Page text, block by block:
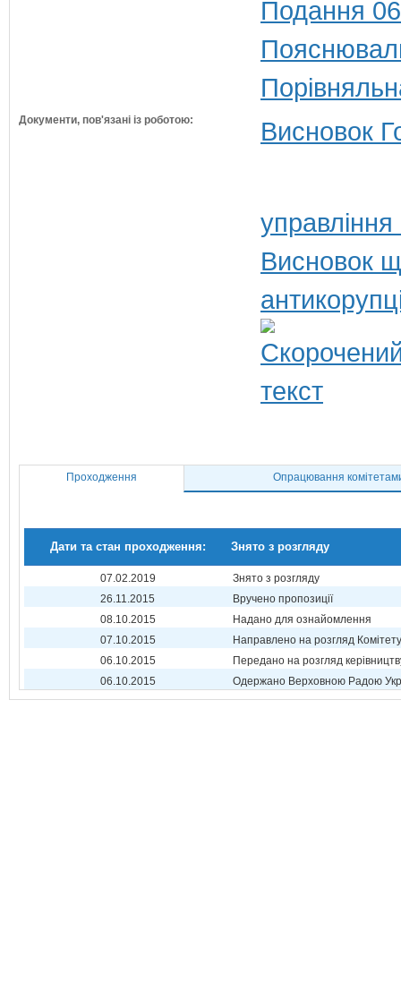
Подання
Документи, пов'язані із роботою: Висновок
Висновок
Проходження Опрацювання
Дати та стан проходження: Знято з розгляду
07.02.2019
Знято з розгляду
26.11.2015
Вручено пропозиції
08.10.2015
Надано для ознайомлення
07.10.2015
Направлено на розгляд Комітету
06.10.2015
Передано на розгляд
06.10.2015
Одержано Верховною Радою